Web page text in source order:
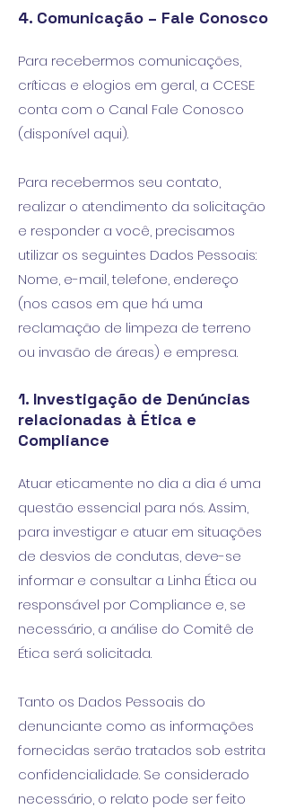
4. Comunicação – Fale Conosco
Para recebermos comunicações,
críticas e elogios em geral, a CCESE
conta com o Canal Fale Conosco
(disponível aqui).
Para recebermos seu contato,
realizar o atendimento da solicitação
e responder a você, precisamos
utilizar os seguintes Dados Pessoais:
Nome, e-mail, telefone, endereço
(nos casos em que há uma
reclamação de limpeza de terreno
ou invasão de áreas) e empresa.
1. Investigação de Denúncias
relacionadas à Ética e
Compliance
Atuar eticamente no dia a dia é uma
questão essencial para nós. Assim,
para investigar e atuar em situações
de desvios de condutas, deve-se
informar e consultar a Linha Ética ou
responsável por Compliance e, se
necessário, a análise do Comitê de
Ética será solicitada.
Tanto os Dados Pessoais do
denunciante como as informações
fornecidas serão tratados sob estrita
confidencialidade. Se considerado
necessário, o relato pode ser feito